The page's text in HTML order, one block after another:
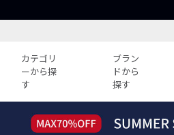
カテゴリ
ーから探
す
ブラン
ドから
探す